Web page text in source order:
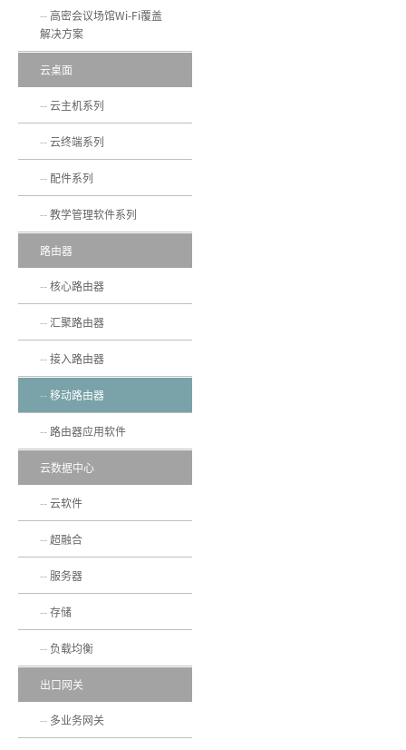
高密会议场馆Wi-Fi覆盖
解决方案
云桌面
云主机系列
云终端系列
配件系列
教学管理软件系列
路由器
核心路由器
汇聚路由器
接入路由器
移动路由器
路由器应用软件
云数据中心
云软件
超融合
服务器
存储
负载均衡
出口网关
多业务网关